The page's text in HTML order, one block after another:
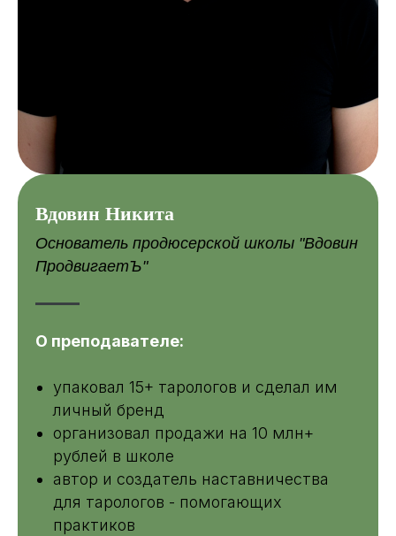
Вдовин Никита
Основатель продюсерской школы "Вдовин
ПродвигаетЪ"
О преподавателе:
упаковал 15+ тарологов и сделал им
личный бренд
организовал продажи на 10 млн+
рублей в школе
автор и создатель наставничества
для тарологов - помогающих
практиков